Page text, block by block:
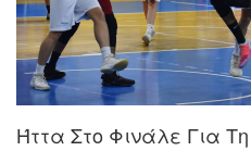
Ήττα Στο Φινάλε Για